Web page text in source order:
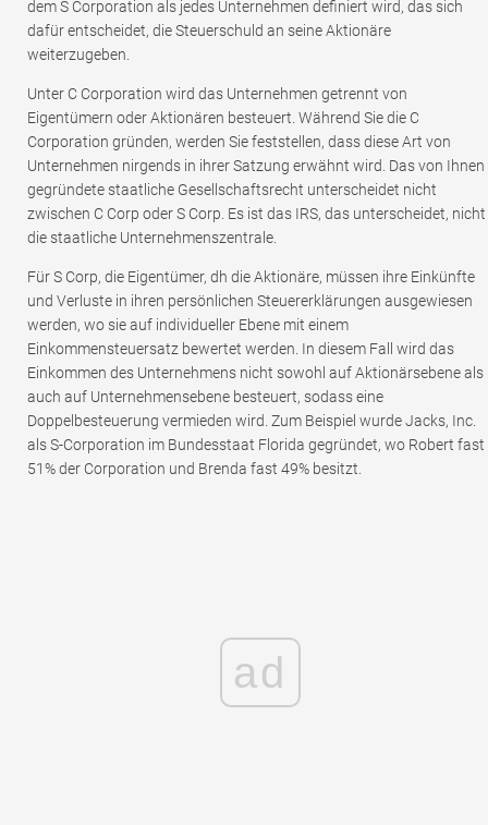
dem S Corporation als jedes Unternehmen definiert wird, das sich
dafür entscheidet, die Steuerschuld an seine Aktionäre
weiterzugeben.
Unter C Corporation wird das Unternehmen getrennt von
Eigentümern oder Aktionären besteuert. Während Sie die C
Corporation gründen, werden Sie feststellen, dass diese Art von
Unternehmen nirgends in ihrer Satzung erwähnt wird. Das von Ihnen
gegründete staatliche Gesellschaftsrecht unterscheidet nicht
zwischen C Corp oder S Corp. Es ist das IRS, das unterscheidet, nicht
die staatliche Unternehmenszentrale.
Für S Corp, die Eigentümer, dh die Aktionäre, müssen ihre Einkünfte
und Verluste in ihren persönlichen Steuererklärungen ausgewiesen
werden, wo sie auf individueller Ebene mit einem
Einkommensteuersatz bewertet werden. In diesem Fall wird das
Einkommen des Unternehmens nicht sowohl auf Aktionärsebene als
auch auf Unternehmensebene besteuert, sodass eine
Doppelbesteuerung vermieden wird. Zum Beispiel wurde Jacks, Inc.
als S-Corporation im Bundesstaat Florida gegründet, wo Robert fast
51% der Corporation und Brenda fast 49% besitzt.
ad